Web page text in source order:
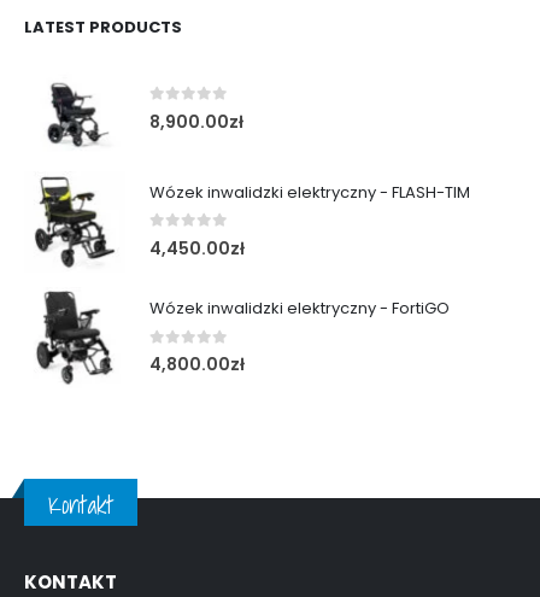
LATEST PRODUCTS
0out of 5
8,900.00zł
Wózek inwalidzki elektryczny - FLASH-TIM
0out of 5
4,450.00zł
Wózek inwalidzki elektryczny - FortiGO
0out of 5
4,800.00zł
Kontakt
KONTAKT